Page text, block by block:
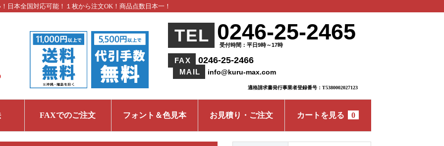
日本全国対応可能！１枚から注文OK！商品点数日本一！
TEL 0246-25-2465
受付時間：平日9時～17時
FAX 0246-25-2466
MAIL info@kuru-max.com
適格請求書発行事業者登録番号：T5380002027123
FAXでのご注文 フォント＆色見本 お見積り・ご注文 カートを見る 0